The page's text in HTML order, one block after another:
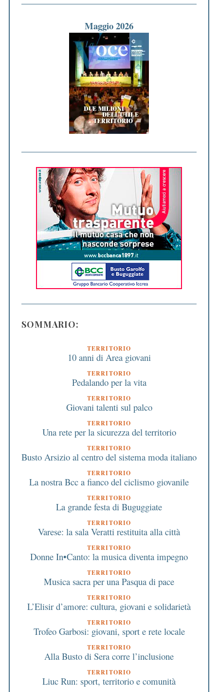
Maggio 2026
SOMMARIO:
TERRITORIO
10 anni di Area giovani
TERRITORIO
Pedalando per la vita
TERRITORIO
Giovani talenti sul palco
TERRITORIO
Una rete per la sicurezza del territorio
TERRITORIO
Busto Arsizio al centro del sistema moda italiano
TERRITORIO
La nostra Bcc a fianco del ciclismo giovanile
TERRITORIO
La grande festa di Buguggiate
TERRITORIO
Varese: la sala Veratti restituita alla città
TERRITORIO
Donne In•Canto: la musica diventa impegno
TERRITORIO
Musica sacra per una Pasqua di pace
TERRITORIO
L’Elisir d’amore: cultura, giovani e solidarietà
TERRITORIO
Trofeo Garbosi: giovani, sport e rete locale
TERRITORIO
Alla Busto di Sera corre l’inclusione
TERRITORIO
Liuc Run: sport, territorio e comunità